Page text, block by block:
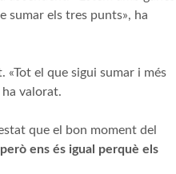
sumar els tres punts», ha
el que sigui sumar i més
ha valorat.
que el bon moment del
ens és igual perquè els